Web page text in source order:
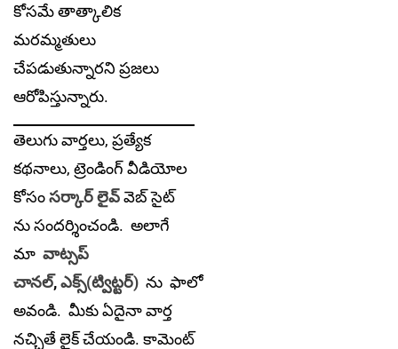
కోసమే తాత్కాలిక
మరమ్మతులు
చేపడుతున్నారని ప్రజలు
ఆరోపిస్తున్నారు.
తెలుగు వార్తలు, ప్రత్యేక
కథనాలు, ట్రెండింగ్ వీడియోల
కోసంసర్కార్ లైవ్వెబ్ సైట్
ను సందర్శించండి. అలాగే
మా వాట్సప్
చానల్,ఎక్స్(ట్విట్టర్) ను ఫాలో
అవండి. మీకు ఏదైనా వార్త
నచ్చితే లైక్ చేయండి. కామెంట్